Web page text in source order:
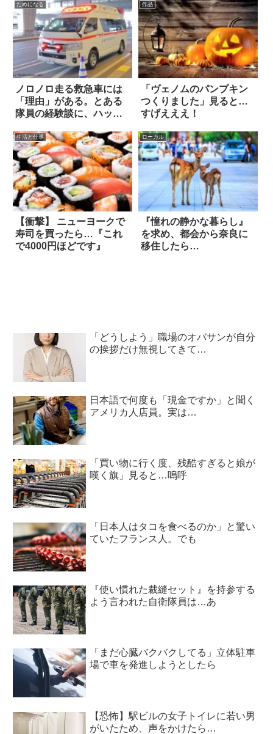
ためになる
ノロノロ走る救急車には
「理由」がある。とある
隊員の経験談に、ハッと
作品
「ヴェノムのパンプキン
つくりました」見ると…
すげえええ！
生活と仕事
【衝撃】 ニューヨークで
寿司を買ったら…『これ
で4000円ほどです』
ローカル
『憧れの静かな暮らし』
を求め、都会から奈良に
移住したら…
「どうしよう」職場のオバサンが自分
の挨拶だけ無視してきて…
日本語で何度も「現金ですか」と聞く
アメリカ人店員。実は…
「買い物に行く度、残酷すぎると娘が
嘆く旗」見ると…嗚呼
「日本人はタコを食べるのか」と驚い
ていたフランス人。でも
『使い慣れた裁縫セット』を持参する
よう言われた自衛隊員は…あ
「まだ心臓バクバクしてる」立体駐車
場で車を発進しようとしたら
【恐怖】駅ビルの女子トイレに若い男
がいたため、声をかけたら…